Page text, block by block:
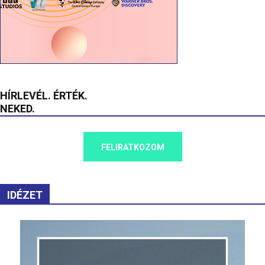
HÍRLEVÉL. ÉRTÉK.
NEKED.
FELIRATKOZOM
IDÉZET